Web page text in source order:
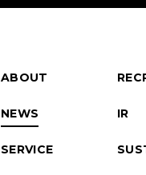
ABOUT
NEWS
SERVICE
IR